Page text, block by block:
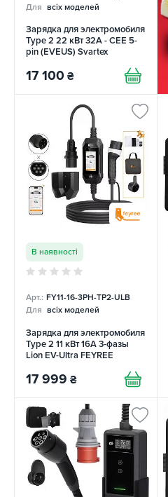
Для всіх моделей
Зарядка для электромобиля
Type 2 22 кВт 32А - CEE 5-
pin (EVEUS) Svartex
17 100 ₴
В наявності
Арт.: FY11-16-3PH-TP2-ULB
Для всіх моделей
Зарядка для электромобиля
Type 2 11 кВт 16A 3-фазы
Lion EV-Ultra FEYREE
17 999 ₴